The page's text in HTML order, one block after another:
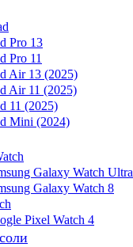
Pro 13
Pro 11
Air 13 (2025)
Air 11 (2025)
11 (2025)
Mini (2024)
Galaxy Watch Ultra
Galaxy Watch 8
Pixel Watch 4